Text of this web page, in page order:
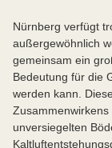
Nürnberg verfügt
außergewöhnlich
gemeinsam ein
Bedeutung für die
werden kann.
unversiegelten